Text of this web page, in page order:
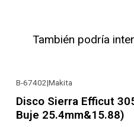
También podría
B-67402|Makita
Disco Sierra Efficut
Buje 25.4mm&15.88)